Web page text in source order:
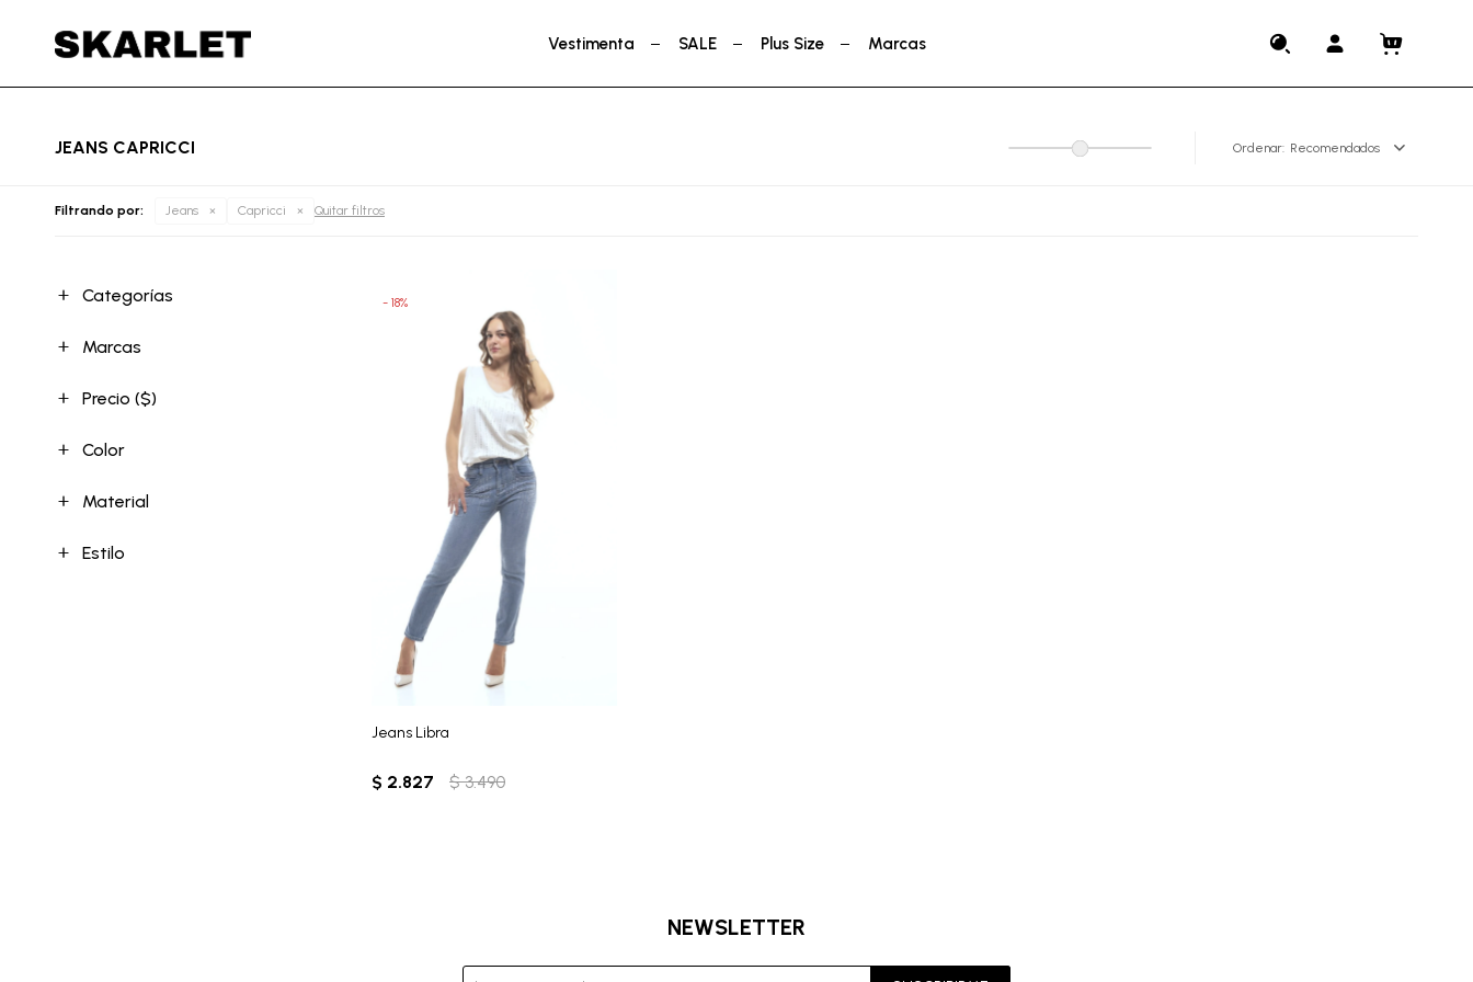
Vestimenta SALE Plus Size Marcas
JEANS CAPRICCI Recomendados
Filtrando por: Jeans Capricci Quitar filtros
Jeans Libra
$ 2.827 $ 3.490
18
Categorías
Marcas
Precio ($)
Color
Material
Estilo
NEWSLETTER